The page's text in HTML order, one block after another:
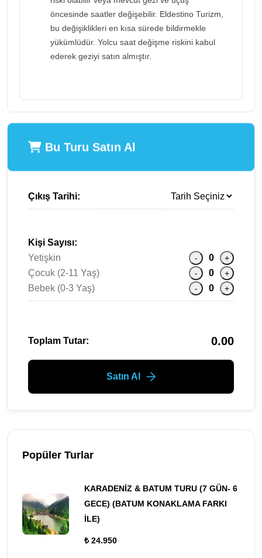
öncesinde saatler değişebilir. Eldestino Turizm,
bu değişiklikleri en kısa sürede bildirmekle
yükümlüdür. Yolcu saat değişme riskini kabul
ederek geziyi satın almıştır.
Bu Turu Satın Al
Çıkış Tarihi:
Kişi Sayısı:
Yetişkin
- 0 +
Çocuk (2-11 Yaş) - 0 +
Bebek (0-3 Yaş) - 0 +
Toplam Tutar: 0.00
Satın Al
Popüler Turlar
KARADENİZ & BATUM TURU (7 GÜN- 6
GECE) (BATUM KONAKLAMA FARKI
İLE)
₺ 24.950